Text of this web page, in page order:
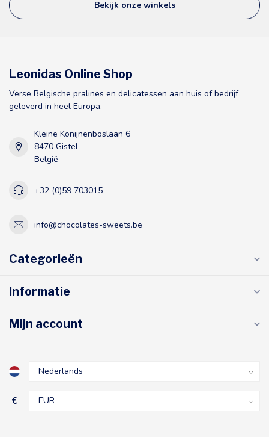
Bekijk onze winkels
Leonidas Online Shop
Verse Belgische pralines en delicatessen aan huis of bedrijf
geleverd in heel Europa.
Kleine Konijnenboslaan 6
8470 Gistel
België
+32 (0)59 703015
info@chocolates-sweets.be
Categorieën
Informatie
Mijn account
€